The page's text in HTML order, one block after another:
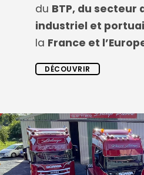
du BTP, du secteur
industriel et
la France et
DÉCOUVRIR